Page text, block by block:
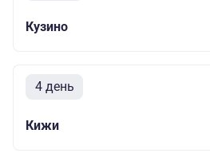
Кузино
4 день
Кижи